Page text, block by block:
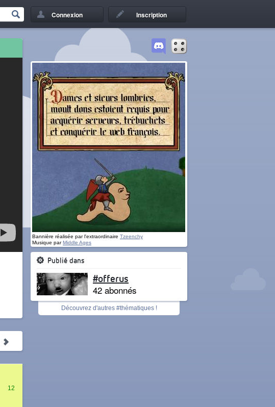
Connexion Inscription
12
Bannière réalisée par l'extraordinaire Tzeenchy
Musique parMiddle Ages
Publié dans
#offerus
42 abonnés
Découvrez d'autres #thématiques !